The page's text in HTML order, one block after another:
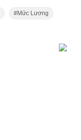
Mức Lương